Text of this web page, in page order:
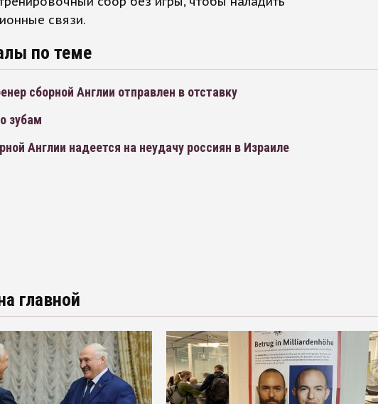
связи.
по теме
сборной Англии отправлен в отставку
зубам
Англии надеется на неудачу россиян в Израиле
главной